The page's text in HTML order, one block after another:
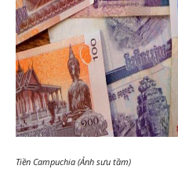
Tiền Campuchia (Ảnh sưu tầm)